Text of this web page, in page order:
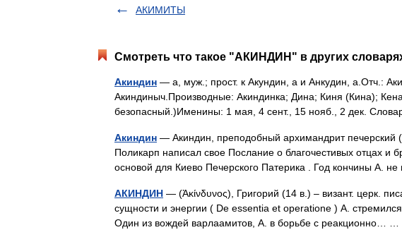
АКИМИТЫ
Смотреть что такое "АКИНДИН" в других
Акиндин — а, муж.; прост. к Акундин, а и Анкудин, а.Отч.:
Акиндиныч.Производные: Акиндинка; Дина; Киня (Кина);
безопасный.)Именины: 1 мая, 4 сент., 15 нояб., 2 дек.
Акиндин — Акиндин, преподобный архимандрит печерский
Поликарп написал свое Послание о благочестивых отцах и
основой для Киево Печерского Патерика . Год кончины А.
АКИНДИН — (Ἀκίνδυνος), Григорий (14 в.) – визант. церк.
сущности и энергии ( De essentia et operatione ) А.
Один из вождей варлаамитов, А. в борьбе с реакционно… …